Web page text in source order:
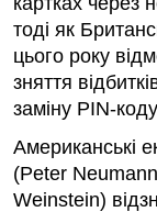
тоді як
цього року
зняття
заміну PIN-
Американські
(Peter
Weinstein)